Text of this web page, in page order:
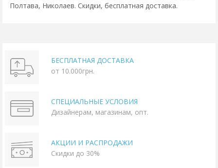
Полтава, Николаев. Скидки, бесплатная доставка.
БЕСПЛАТНАЯ ДОСТАВКА
от 10.000грн.
СПЕЦИАЛЬНЫЕ УСЛОВИЯ
Дизайнерам, магазинам, опт.
АКЦИИ И РАСПРОДАЖИ
Скидки до 30%